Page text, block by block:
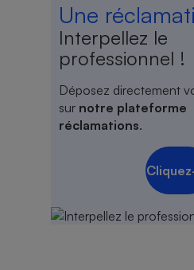
Une
Interpellez le
professionnel !
Déposez directement
sur notre plateforme
réclamations.